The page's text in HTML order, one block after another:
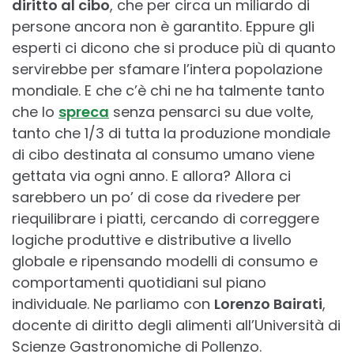
diritto al cibo, che per circa un miliardo di
persone ancora non è garantito. Eppure gli
esperti ci dicono che si produce più di quanto
servirebbe per sfamare l’intera popolazione
mondiale. E che c’è chi ne ha talmente tanto
che lo spreca senza pensarci su due volte,
tanto che 1/3 di tutta la produzione mondiale
di cibo destinata al consumo umano viene
gettata via ogni anno. E allora? Allora ci
sarebbero un po’ di cose da rivedere per
riequilibrare i piatti, cercando di correggere
logiche produttive e distributive a livello
globale e ripensando modelli di consumo e
comportamenti quotidiani sul piano
individuale. Ne parliamo con Lorenzo Bairati,
docente di diritto degli alimenti all’Università di
Scienze Gastronomiche di Pollenzo.